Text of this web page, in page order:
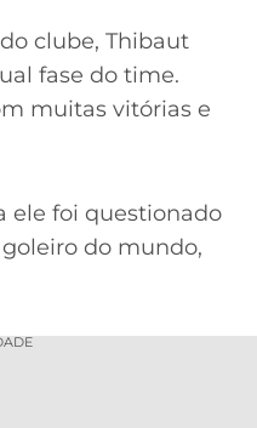
clube, Thibaut
fase do time.
muitas vitórias e
ele foi questionado
do mundo,